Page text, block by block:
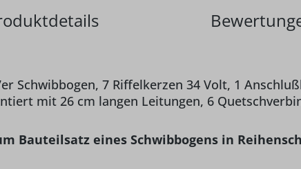
Schwibbogen, 7 Riffelkerzen 34 Volt, 1
mit 26 cm langen Leitungen, 6
Bauteilsatz eines Schwibbogens in